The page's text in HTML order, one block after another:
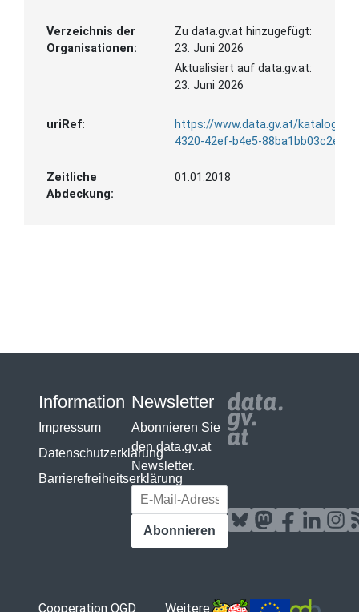
Verzeichnis der
Organisationen:
Zu data.gv.at hinzugefügt:
23. Juni 2026
Aktualisiert auf data.gv.at:
23. Juni 2026
uriRef:
https://www.data.gv.at/katalog/
4320-42ef-b4e5-88ba1bb03c2e
Zeitliche
Abdeckung:
01.01.2018
Information
Impressum
Datenschutzerklärung
Barrierefreiheitserklärung
Newsletter
Abonnieren Sie
den data.gv.at
Newsletter.
E-Mail-Adresse
Abonnieren
Cooperation OGD Weitere